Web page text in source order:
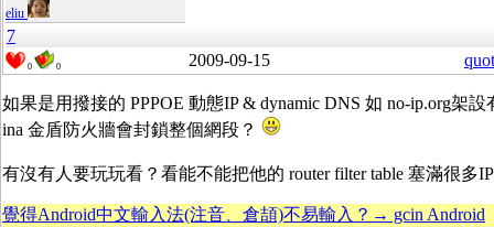
eliu
7
0 0 2009-09-15
如果是用撥接的 PPPOE 動態IP & dynamic DNS 如 no-ip.org架
ina 金盾防火牆會封鎖整個網段？
有沒有人要玩玩看？看能不能把他的 router filter table 塞滿很多
覺得Android中文輸入法(注音、倉頡)不易輸入？→ gcin Android